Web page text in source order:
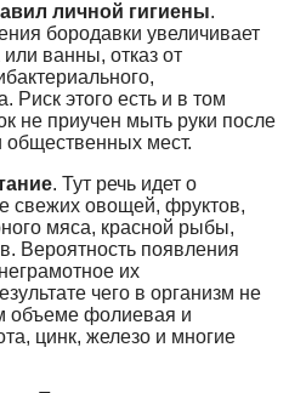
личной гигиены.
бородавки увеличивает
ванны, отказ от
Риск этого есть и в том
не приучен мыть руки после
мест.
. Тут речь идет о
свежих овощей, фруктов,
мяса, красной рыбы,
Вероятность появления
их
чего в организм не
объеме фолиевая и
цинк, железо и многие